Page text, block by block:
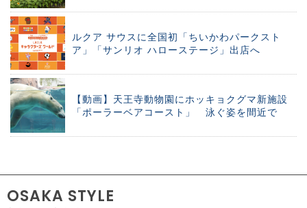
ルクア サウスに全国初「ちいかわパークスト
ア」「サンリオ ハローステージ」出店へ
【動画】天王寺動物園にホッキョクグマ新施設
「ポーラーベアコースト」 泳ぐ姿を間近で
OSAKA STYLE